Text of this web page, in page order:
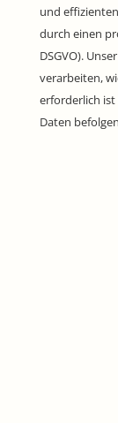
und
durch einen
DSGVO).
verarbeiten,
erforderlich ist
Daten